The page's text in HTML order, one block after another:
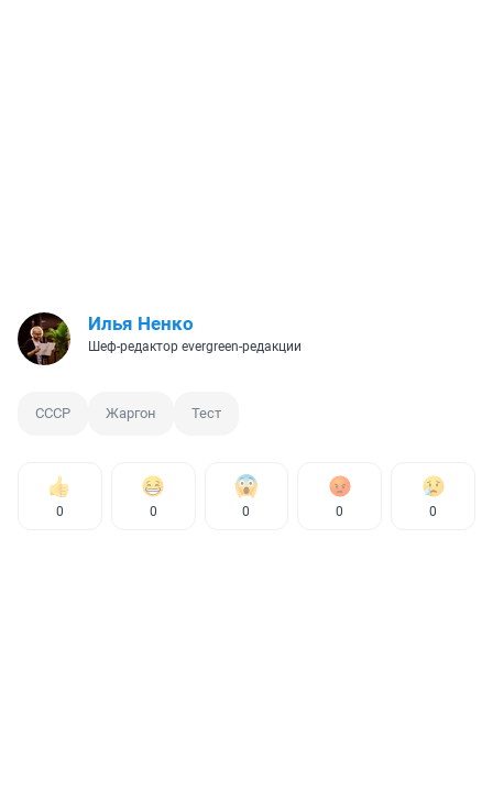
Илья Ненко
Шеф-редактор evergreen-редакции
СССР Жаргон Тест
0 0 0 0 0